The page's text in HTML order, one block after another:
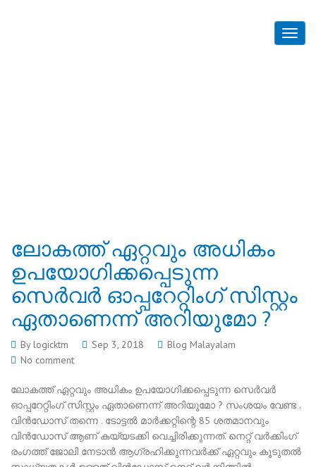
ലോകത്ത് ഏറ്റവും അധികം
ഉപയോഗിക്കപ്പെടുന്ന
സെര്‍വര്‍ ഓപ്പറേറ്റിംഗ് സിസ്റ്റം
ഏതാണെന്ന് അറിയുമോ ?
Bylogicktm Sep 3, 2018
Blog Malayalam
No comment
ലോകത്ത് ഏറ്റവും അധികം ഉപയോഗിക്കപ്പെടുന്ന സെര്‍വര്‍
ഓപ്പറേറ്റിംഗ് സിസ്റ്റം ഏതാണെന്ന് അറിയുമോ ? സംശയം വേണ്ട .
വിന്‍ഡോസ് തന്നെ . ടോട്ടല്‍ മാര്‍ക്കറ്റിന്റെ 85 ശതമാനവും
വിന്‍ഡോസ് ആണ് കയ്യടക്കി വെച്ചിരിക്കുന്നത്. നെറ്റ് വര്‍ക്കിംഗ്
രംഗത്ത് ജോലി നേടാന്‍ ആഗ്രഹിക്കുന്നവര്‍ക്ക് ഏറ്റവും കൂടുതല്‍